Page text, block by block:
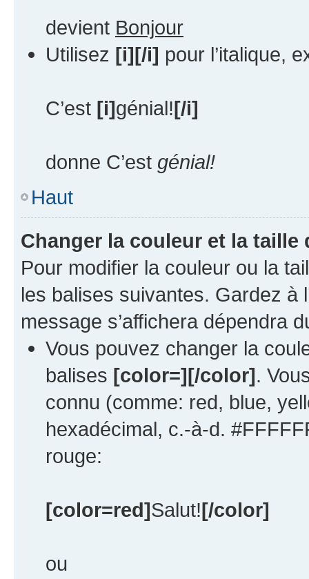
devient Bonjour
Utilisez [i][/i] pour l’italique,
C’est [i]génial![/i]
donne C’est génial!
Haut
Changer la couleur et la taille
Pour modifier la couleur ou la
les balises suivantes. Gardez à
message s’affichera dépendra
Vous pouvez changer la
balises [color=][/color].
connu (comme: red, blue,
hexadécimal, c.-à-d.
rouge:
[color=red]Salut![/color]
ou